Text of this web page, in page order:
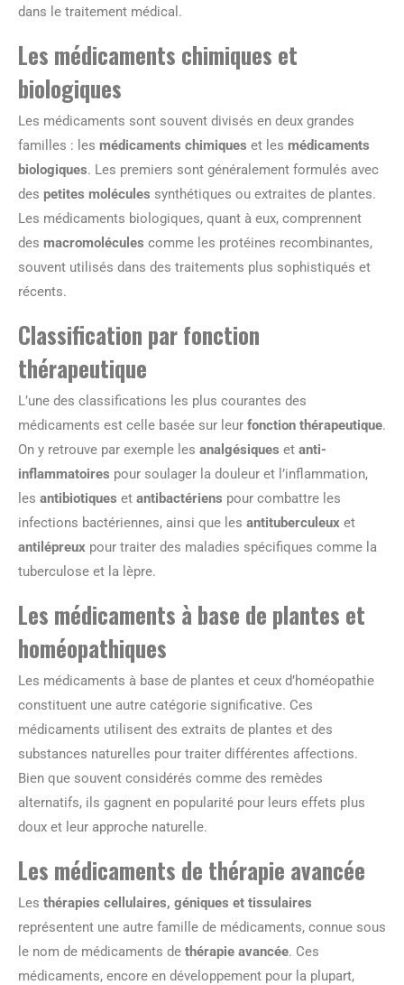
dans le traitement médical.
Les médicaments chimiques et
biologiques
Les médicaments sont souvent divisés en deux grandes
familles : les médicaments chimiques et les médicaments
biologiques. Les premiers sont généralement formulés avec
des petites molécules synthétiques ou extraites de plantes.
Les médicaments biologiques, quant à eux, comprennent
des macromolécules comme les protéines recombinantes,
souvent utilisés dans des traitements plus sophistiqués et
récents.
Classification par fonction
thérapeutique
L’une des classifications les plus courantes des
médicaments est celle basée sur leur fonction thérapeutique.
On y retrouve par exemple les analgésiques et anti-
inflammatoires pour soulager la douleur et l’inflammation,
les antibiotiques et antibactériens pour combattre les
infections bactériennes, ainsi que les antituberculeux et
antilépreux pour traiter des maladies spécifiques comme la
tuberculose et la lèpre.
Les médicaments à base de plantes et
homéopathiques
Les médicaments à base de plantes et ceux d’homéopathie
constituent une autre catégorie significative. Ces
médicaments utilisent des extraits de plantes et des
substances naturelles pour traiter différentes affections.
Bien que souvent considérés comme des remèdes
alternatifs, ils gagnent en popularité pour leurs effets plus
doux et leur approche naturelle.
Les médicaments de thérapie avancée
Les thérapies cellulaires, géniques et tissulaires
représentent une autre famille de médicaments, connue sous
le nom de médicaments de thérapie avancée. Ces
médicaments, encore en développement pour la plupart,